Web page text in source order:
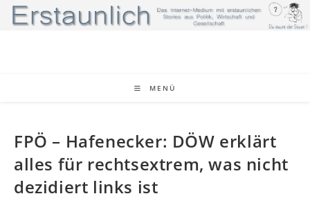
MENÜ
FPÖ – Hafenecker: DÖW erklärt
alles für rechtsextrem, was nicht
dezidiert links ist